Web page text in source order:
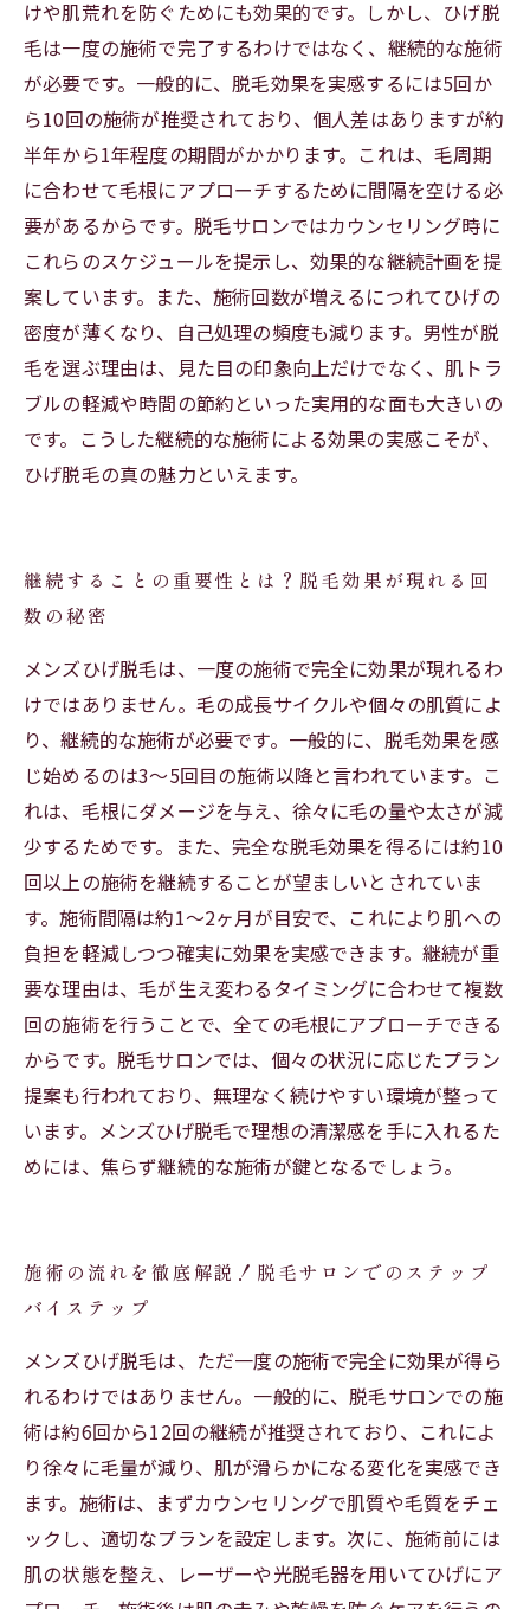
のポイント
メンズひげ脱毛の未来：最新技術とこれからの
トレンド
けや肌荒れを防ぐためにも効果的です。しかし、ひげ脱
毛は一度の施術で完了するわけではなく、継続的な施術
が必要です。一般的に、脱毛効果を実感するには5回か
ら10回の施術が推奨されており、個人差はありますが約
半年から1年程度の期間がかかります。これは、毛周期
に合わせて毛根にアプローチするために間隔を空ける必
要があるからです。脱毛サロンではカウンセリング時に
これらのスケジュールを提示し、効果的な継続計画を提
案しています。また、施術回数が増えるにつれてひげの
密度が薄くなり、自己処理の頻度も減ります。男性が脱
毛を選ぶ理由は、見た目の印象向上だけでなく、肌トラ
ブルの軽減や時間の節約といった実用的な面も大きいの
です。こうした継続的な施術による効果の実感こそが、
ひげ脱毛の真の魅力といえます。
継続することの重要性とは？脱毛効果が現れる回
数の秘密
メンズひげ脱毛は、一度の施術で完全に効果が現れるわ
けではありません。毛の成長サイクルや個々の肌質によ
り、継続的な施術が必要です。一般的に、脱毛効果を感
じ始めるのは3～5回目の施術以降と言われています。こ
れは、毛根にダメージを与え、徐々に毛の量や太さが減
少するためです。また、完全な脱毛効果を得るには約10
回以上の施術を継続することが望ましいとされていま
す。施術間隔は約1～2ヶ月が目安で、これにより肌への
負担を軽減しつつ確実に効果を実感できます。継続が重
要な理由は、毛が生え変わるタイミングに合わせて複数
回の施術を行うことで、全ての毛根にアプローチできる
からです。脱毛サロンでは、個々の状況に応じたプラン
提案も行われており、無理なく続けやすい環境が整って
います。メンズひげ脱毛で理想の清潔感を手に入れるた
めには、焦らず継続的な施術が鍵となるでしょう。
施術の流れを徹底解説！脱毛サロンでのステップ
バイステップ
メンズひげ脱毛は、ただ一度の施術で完全に効果が得ら
れるわけではありません。一般的に、脱毛サロンでの施
術は約6回から12回の継続が推奨されており、これによ
り徐々に毛量が減り、肌が滑らかになる変化を実感でき
ます。施術は、まずカウンセリングで肌質や毛質をチェ
ックし、適切なプランを設定します。次に、施術前には
肌の状態を整え、レーザーや光脱毛器を用いてひげにア